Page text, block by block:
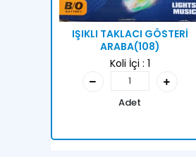
IŞIKLI TAKLACI GÖSTERİ
ARABA(108)
Koli İçi : 1
Adet